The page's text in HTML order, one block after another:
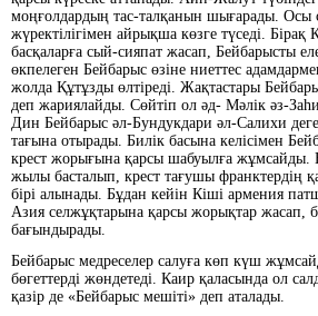
моңғолдардың тас-талқанын шығарады. Осы
жүректілігімен айрықша көзге түседі. Бірақ
басқаларға сый-сияпат жасап, Бейбарысты
өкпелеген Бейбарыс өзіне ниеттес
жолда Құтұзды өлтіреді. Жақтастары
деп жариялайды. Сөйтіп ол әд- Мәлік әз-
Дин Бейбарыс әл-Бундукдари әл-Салихи
тағына отырады. Билік басына келісімен
крест жорығына қарсы шабуылға жұмсайды.
жылы басталып, крест тағушы франктердің
бірі алынады. Бұдан кейін Кіші армения
Азия селжұқтарына қарсы жорықтар жасап,
бағындырады.
Бейбарыс медреселер салуға көп күш
бөгеттерді жөндетеді. Каир қаласында ол
қазір де «Бейбарыс мешіті» деп аталады.